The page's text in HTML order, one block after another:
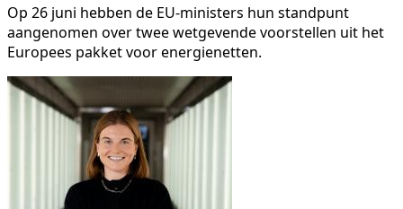
Op 26 juni hebben de EU-ministers hun standpunt
aangenomen over twee wetgevende voorstellen uit het
Europees pakket voor energienetten.